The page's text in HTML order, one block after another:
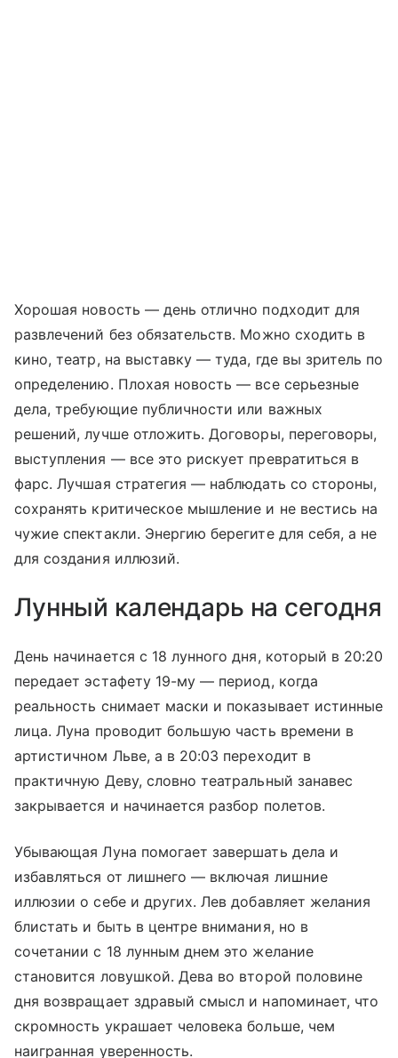
Хорошая новость — день отлично подходит для
развлечений без обязательств. Можно сходить в
кино, театр, на выставку — туда, где вы зритель по
определению. Плохая новость — все серьезные
дела, требующие публичности или важных
решений, лучше отложить. Договоры, переговоры,
выступления — все это рискует превратиться в
фарс. Лучшая стратегия — наблюдать со стороны,
сохранять критическое мышление и не вестись на
чужие спектакли. Энергию берегите для себя, а не
для создания иллюзий.
Лунный календарь на сегодня
День начинается с 18 лунного дня, который в 20:20
передает эстафету 19-му — период, когда
реальность снимает маски и показывает истинные
лица. Луна проводит большую часть времени в
артистичном Льве, а в 20:03 переходит в
практичную Деву, словно театральный занавес
закрывается и начинается разбор полетов.
Убывающая Луна помогает завершать дела и
избавляться от лишнего — включая лишние
иллюзии о себе и других. Лев добавляет желания
блистать и быть в центре внимания, но в
сочетании с 18 лунным днем это желание
становится ловушкой. Дева во второй половине
дня возвращает здравый смысл и напоминает, что
скромность украшает человека больше, чем
наигранная уверенность.